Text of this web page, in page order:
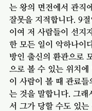
는 왕의 면전에서 관직
잘못을 지적합니다. 9
이여 저 사람들이 선지
한 모든 일이 악하나이
방인 출신의 환관으로
으로 볼 수 있는 위치에
이 사람이 볼 때 관료들
는 것을 말합니다. 그래
서 그가 당할 수도 있는